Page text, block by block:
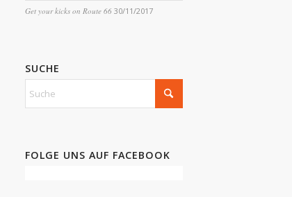
Get your kicks on Route 66 30/11/2017
SUCHE
FOLGE UNS AUF FACEBOOK